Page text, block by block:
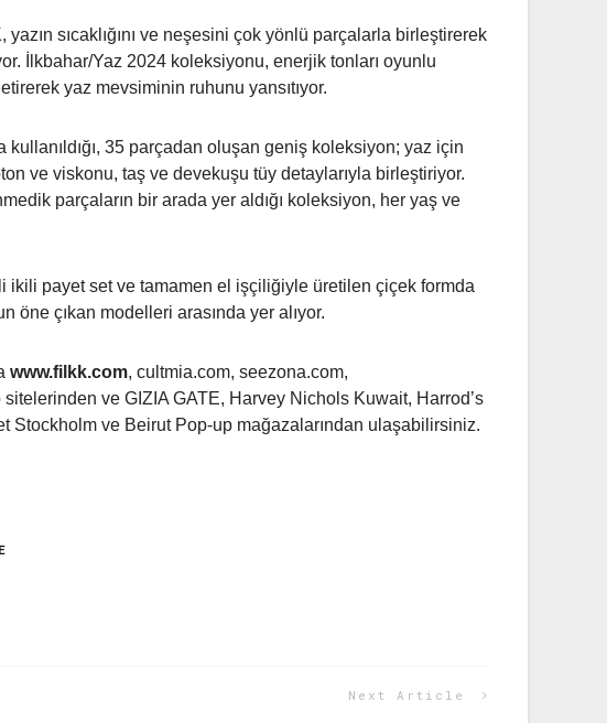
sıcaklığını ve neşesini çok yönlü parçalarla birleştirerek
İlkbahar/Yaz 2024 koleksiyonu, enerjik tonları oyunlu
yaz mevsiminin ruhunu yansıtıyor.
35 parçadan oluşan geniş koleksiyon; yaz için
ve viskonu, taş ve devekuşu tüy detaylarıyla birleştiriyor.
parçaların bir arada yer aldığı koleksiyon, her yaş ve
ikili payet set ve tamamen el işçiliğiyle üretilen çiçek formda
çıkan modelleri arasında yer alıyor.
www.filkk.com, cultmia.com, seezona.com,
ve GIZIA GATE, Harvey Nichols Kuwait, Harrod’s
Stockholm ve Beirut Pop-up mağazalarından ulaşabilirsiniz.
Next Article